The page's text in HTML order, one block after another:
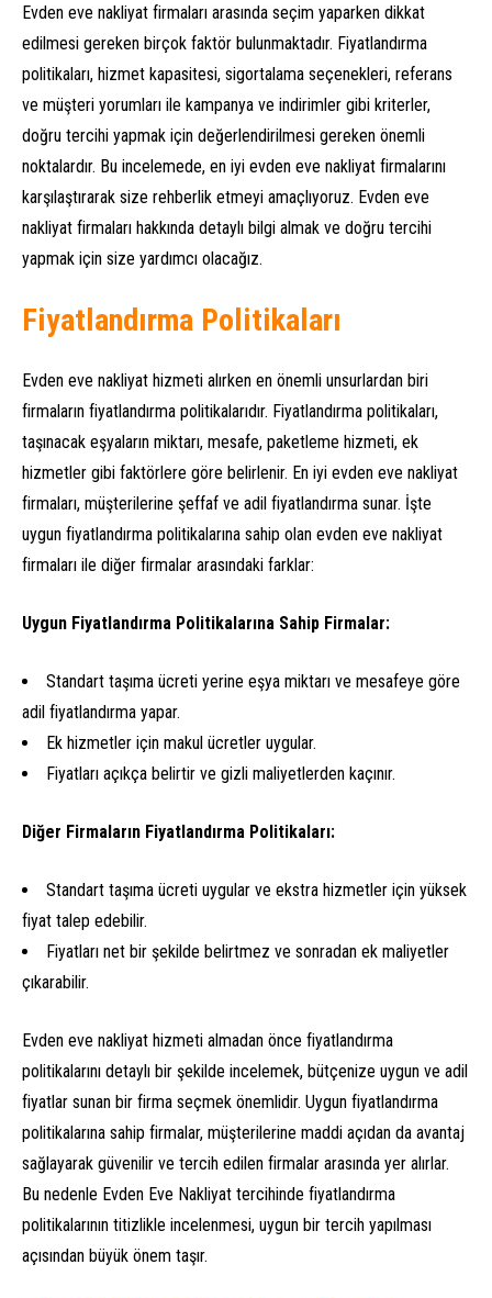
Evden eve nakliyat firmaları arasında seçim yaparken dikkat
edilmesi gereken birçok faktör bulunmaktadır. Fiyatlandırma
politikaları, hizmet kapasitesi, sigortalama seçenekleri, referans
ve müşteri yorumları ile kampanya ve indirimler gibi kriterler,
doğru tercihi yapmak için değerlendirilmesi gereken önemli
noktalardır. Bu incelemede, en iyi evden eve nakliyat firmalarını
karşılaştırarak size rehberlik etmeyi amaçlıyoruz. Evden eve
nakliyat firmaları hakkında detaylı bilgi almak ve doğru tercihi
yapmak için size yardımcı olacağız.
Fiyatlandırma Politikaları
Evden eve nakliyat hizmeti alırken en önemli unsurlardan biri
firmaların fiyatlandırma politikalarıdır. Fiyatlandırma politikaları,
taşınacak eşyaların miktarı, mesafe, paketleme hizmeti, ek
hizmetler gibi faktörlere göre belirlenir. En iyi evden eve nakliyat
firmaları, müşterilerine şeffaf ve adil fiyatlandırma sunar. İşte
uygun fiyatlandırma politikalarına sahip olan evden eve nakliyat
firmaları ile diğer firmalar arasındaki farklar:
Uygun Fiyatlandırma Politikalarına Sahip Firmalar:
Standart taşıma ücreti yerine eşya miktarı ve mesafeye göre
adil fiyatlandırma yapar.
Ek hizmetler için makul ücretler uygular.
Fiyatları açıkça belirtir ve gizli maliyetlerden kaçınır.
Diğer Firmaların Fiyatlandırma Politikaları:
Standart taşıma ücreti uygular ve ekstra hizmetler için yüksek
fiyat talep edebilir.
Fiyatları net bir şekilde belirtmez ve sonradan ek maliyetler
çıkarabilir.
Evden eve nakliyat hizmeti almadan önce fiyatlandırma
politikalarını detaylı bir şekilde incelemek, bütçenize uygun ve adil
fiyatlar sunan bir firma seçmek önemlidir. Uygun fiyatlandırma
politikalarına sahip firmalar, müşterilerine maddi açıdan da avantaj
sağlayarak güvenilir ve tercih edilen firmalar arasında yer alırlar.
Bu nedenle Evden Eve Nakliyat tercihinde fiyatlandırma
politikalarının titizlikle incelenmesi, uygun bir tercih yapılması
açısından büyük önem taşır.